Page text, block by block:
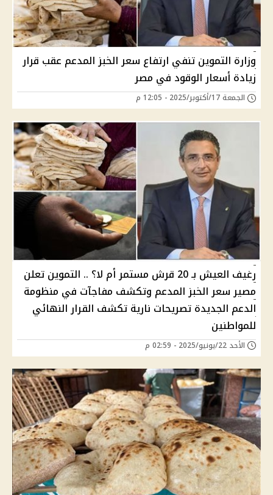
وزارة التموين تنفي ارتفاع سعر الخبز المدعم عقب قرار
زيادة أسعار الوقود في مصر
الجمعة 17/أكتوبر/2025 - 12:05 م
رغيف العيش بـ 20 قرش مستمر أم لا؟ .. التموين تعلن
مصير سعر الخبز المدعم وتكشف مفاجآت في منظومة
الدعم الجديدة تصريحات نارية تكشف القرار النهائي
للمواطنين
الأحد 22/يونيو/2025 - 02:59 م